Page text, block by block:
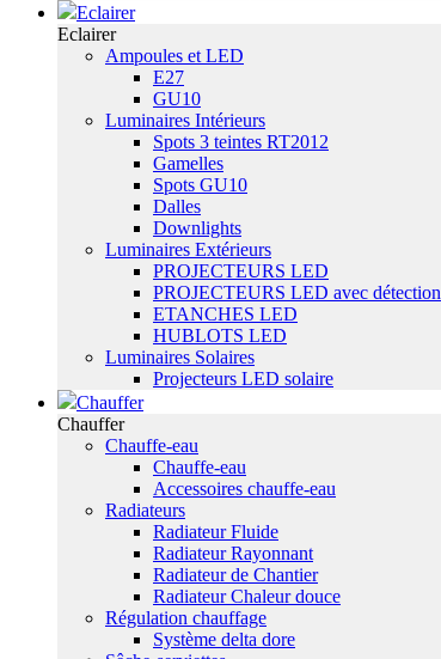
Eclairer
Eclairer
Ampoules et LED
E27
GU10
Luminaires Intérieurs
Spots 3 teintes RT2012
Gamelles
Spots GU10
Dalles
Downlights
Luminaires Extérieurs
PROJECTEURS LED
PROJECTEURS LED avec détection
ETANCHES LED
HUBLOTS LED
Luminaires Solaires
Projecteurs LED solaire
Chauffer
Chauffer
Chauffe-eau
Chauffe-eau
Accessoires chauffe-eau
Radiateurs
Radiateur Fluide
Radiateur Rayonnant
Radiateur de Chantier
Radiateur Chaleur douce
Régulation chauffage
Système delta dore